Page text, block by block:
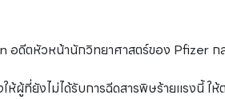
อดีตหัวหน้านักวิทยาศาสตร์ของ Pfizer ก
ให้ผู้ที่ยังไม่ได้รับการฉีดสารพิษร้ายแรงนี้